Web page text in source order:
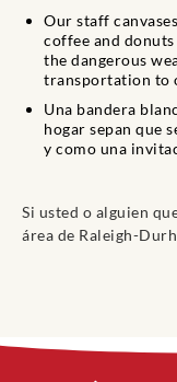
Our staff
coffee and
the dangerous
transportation to
Una bandera
hogar sepan que
y como una
Si usted o alguien
área de Raleigh-